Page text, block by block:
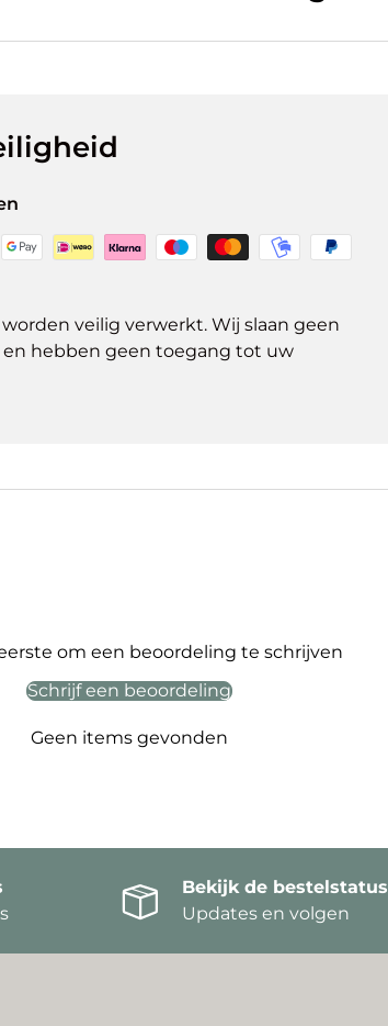
veilig verwerkt. Wij slaan geen
hebben geen toegang tot uw
om een beoordeling te schrijven
Schrijf een beoordeling
Geen items gevonden
Bekijk de bestelstatus
Updates en volgen